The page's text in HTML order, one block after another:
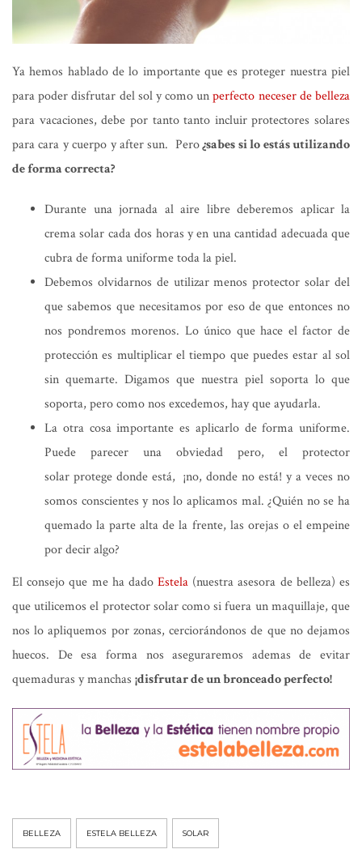
Ya hemos hablado de lo importante que es proteger nuestra piel
para poder disfrutar del sol y como unperfecto neceser de belleza
para vacaciones, debe por tanto tanto incluir protectores solares
para cara y cuerpo y after sun. Pero¿sabes si lo estás utilizando
de forma correcta?
Durante una jornada al aire libre deberemos aplicar la
crema solar cada dos horas y en una cantidad adecuada que
cubra de forma uniforme toda la piel.
Debemos olvidarnos de utilizar menos protector solar del
que sabemos que necesitamos por eso de que entonces no
nos pondremos morenos. Lo único que hace el factor de
protección es multiplicar el tiempo que puedes estar al sol
sin quemarte. Digamos que nuestra piel soporta lo que
soporta, pero como nos excedemos, hay que ayudarla.
La otra cosa importante es aplicarlo de forma uniforme.
Puede parecer una obviedad pero, el protector
solar protege donde está, ¡no, donde no está! y a veces no
somos conscientes y nos lo aplicamos mal. ¿Quién no se ha
quemado la parte alta de la frente, las orejas o el empeine
por decir algo?
El consejo que me ha dadoEstela (nuestra asesora de belleza) es
que utilicemos el protector solar como si fuera un maquillaje, que
nos lo apliquemos por zonas, cerciorándonos de que no dejamos
huecos. De esa forma nos aseguraremos ademas de evitar
quemaduras y manchas ¡disfrutar de un bronceado perfecto!
BELLEZA ESTELA BELLEZA SOLAR